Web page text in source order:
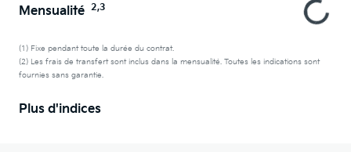
Mensualité 2,3
(1) Fixe pendant toute la durée du contrat.
(2) Les frais de transfert sont inclus dans la mensualité. Toutes les indications sont
fournies sans garantie.
Plus d'indices